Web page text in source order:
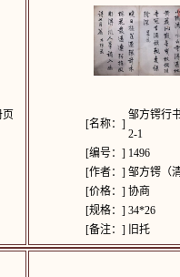
页
[名称：]
邹方锷行
2-1
[编号：] 1496
[作者：]邹方锷（
[价格：]协商
[规格：]34*26
[备注：]
旧托